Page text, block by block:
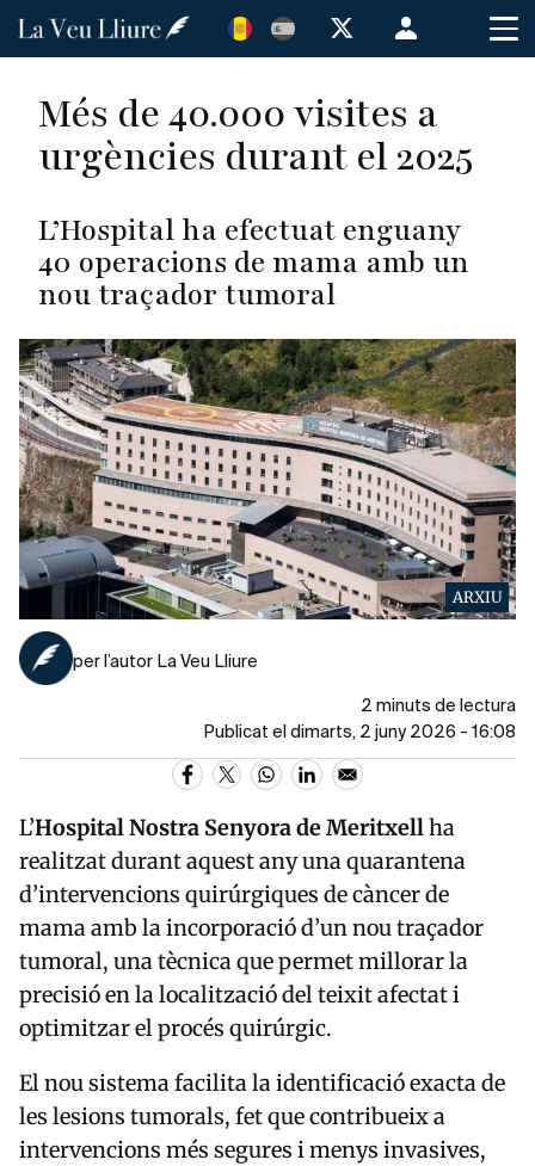
Vés
Menú
de
de
usuario
Més de 40.000 visites a
urgències durant el 2025
L’Hospital ha efectuat enguany
40 operacions de mama amb un
nou traçador tumoral
ARXIU
per l’autor La Veu Lliure
2 minuts de lectura
Publicat el dimarts, 2 juny 2026 - 16:08
L’Hospital Nostra Senyora de Meritxell ha
realitzat durant aquest any una quarantena
d’intervencions quirúrgiques de càncer de
mama amb la incorporació d’un nou traçador
tumoral, una tècnica que permet millorar la
precisió en la localització del teixit afectat i
optimitzar el procés quirúrgic.
El nou sistema facilita la identificació exacta de
les lesions tumorals, fet que contribueix a
intervencions més segures i menys invasives,